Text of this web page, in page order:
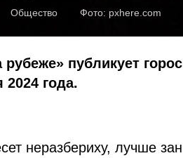
Общество Фото: pxhere.com
рубеже» публикует
2024 года.
неразбериху, лучше